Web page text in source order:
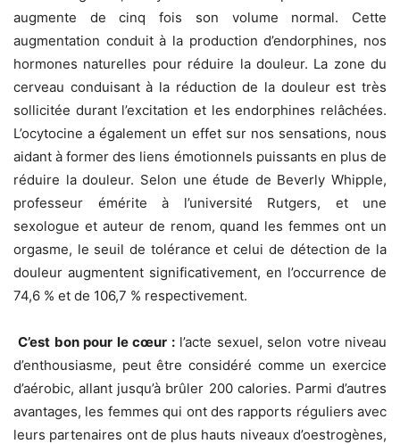
augmente de cinq fois son volume normal. Cette
augmentation conduit à la production d’endorphines, nos
hormones naturelles pour réduire la douleur. La zone du
cerveau conduisant à la réduction de la douleur est très
sollicitée durant l’excitation et les endorphines relâchées.
L’ocytocine a également un effet sur nos sensations, nous
aidant à former des liens émotionnels puissants en plus de
réduire la douleur. Selon une étude de Beverly Whipple,
professeur émérite à l’université Rutgers, et une
sexologue et auteur de renom, quand les femmes ont un
orgasme, le seuil de tolérance et celui de détection de la
douleur augmentent significativement, en l’occurrence de
74,6 % et de 106,7 % respectivement.
C’est bon pour le cœur :l’acte sexuel, selon votre niveau
d’enthousiasme, peut être considéré comme un exercice
d’aérobic, allant jusqu’à brûler 200 calories. Parmi d’autres
avantages, les femmes qui ont des rapports réguliers avec
leurs partenaires ont de plus hauts niveaux d’oestrogènes,